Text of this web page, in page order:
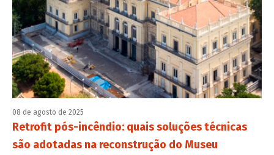
08 de agosto de 2025
Retrofit pós-incêndio: quais soluções técnicas
são adotadas na reconstrução do Museu